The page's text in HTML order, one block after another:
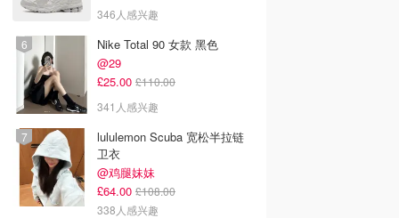
346人感兴趣
Nike Total 90 女款 黑色
@29
£25.00 £110.00
341人感兴趣
lululemon Scuba 宽松半拉链
卫衣
@鸡腿妹妹
£64.00 £108.00
338人感兴趣